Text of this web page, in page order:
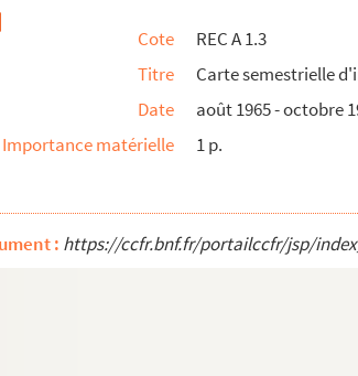
saladiers de cristal sur la famille Recoing
concernant la cérémonie de remise du grade de
du grade de commandeur des arts et des lettres à
Seguin
de remise du grade de commandeur des
de remise du grade de commandeur des arts et
Cote
REC A 1.3
Titre
Carte semestrielle
Date
août 1965 - octobre
Importance matérielle
1 p.
: https://ccfr.bnf.fr/portailccfr/jsp/